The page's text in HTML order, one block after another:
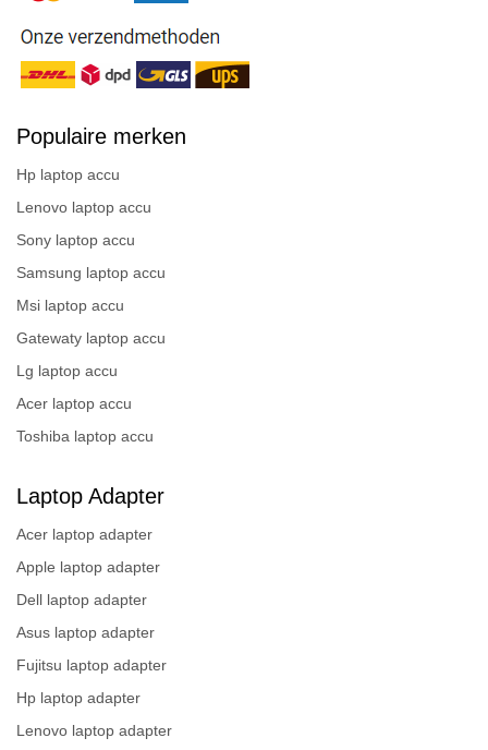
Populaire merken
Hp laptop accu
Lenovo laptop accu
Sony laptop accu
Samsung laptop accu
Msi laptop accu
Gatewaty laptop accu
Lg laptop accu
Acer laptop accu
Toshiba laptop accu
Laptop Adapter
Acer laptop adapter
Apple laptop adapter
Dell laptop adapter
Asus laptop adapter
Fujitsu laptop adapter
Hp laptop adapter
Lenovo laptop adapter